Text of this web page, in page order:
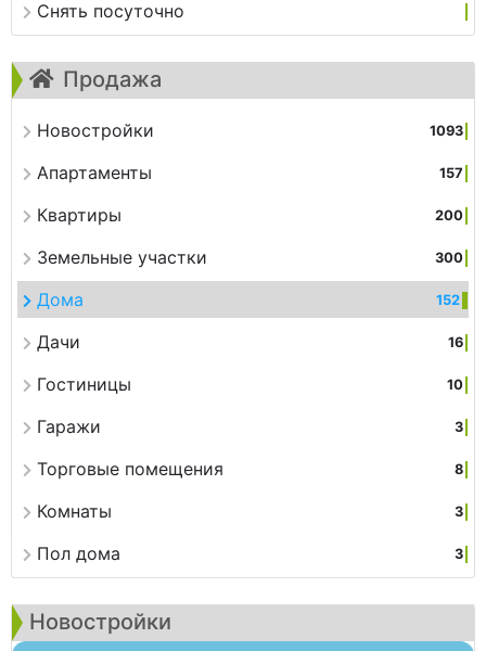
Снять посуточно
Продажа
Новостройки 1093
Апартаменты 157
Квартиры 200
Земельные участки 300
Дома 152
Дачи 16
Гостиницы 10
Гаражи 3
Торговые помещения 8
Комнаты 3
Пол дома 3
Новостройки